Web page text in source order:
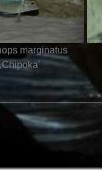
marginatus